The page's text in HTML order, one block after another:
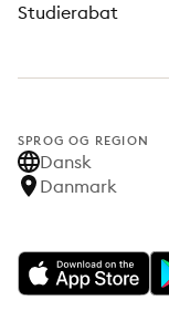
Studierabat
SPROG OG REGION
Dansk
Danmark